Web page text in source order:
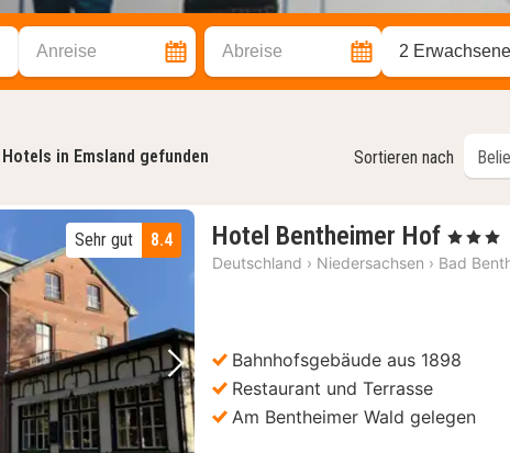
Anreise Abreise 2
in Emsland gefunden Sortieren nach
Bild Nächstes Bild
8.4
Sehr gut Hotel Bentheimer Hof 1
Nacht
, 3 Sterne
Deutschland › Niedersachsen › Bad
Bahnhofsgebäude aus 1898
Restaurant und Terrasse
Am Bentheimer Wald gelegen